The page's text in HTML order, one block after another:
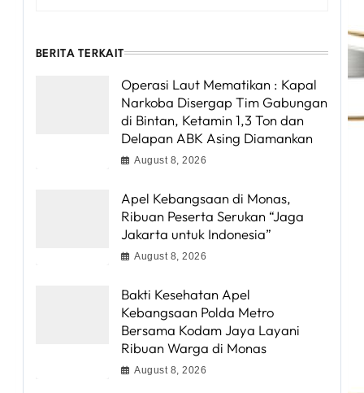
BERITA TERKAIT
Operasi Laut Mematikan : Kapal
Narkoba Disergap Tim Gabungan
di Bintan, Ketamin 1,3 Ton dan
Delapan ABK Asing Diamankan
August 8, 2026
Apel Kebangsaan di Monas,
Ribuan Peserta Serukan “Jaga
Jakarta untuk Indonesia”
August 8, 2026
Bakti Kesehatan Apel
Kebangsaan Polda Metro
Bersama Kodam Jaya Layani
Ribuan Warga di Monas
August 8, 2026